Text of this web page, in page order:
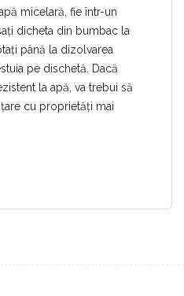
micelară, fie într-un
dicheta din bumbac la
până la dizolvarea
pe dischetă. Dacă
la apă, va trebui să
cu proprietăți mai